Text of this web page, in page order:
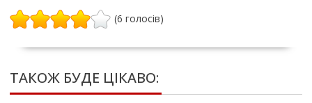
(6 голосів)
ТАКОЖ БУДЕ ЦІКАВО: